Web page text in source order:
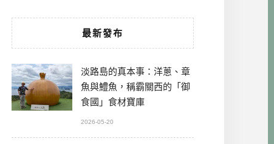
最新發布
淡路島的真本事：洋蔥、章
魚與鱧魚，稱霸關西的「御
食國」食材寶庫
2026-05-20